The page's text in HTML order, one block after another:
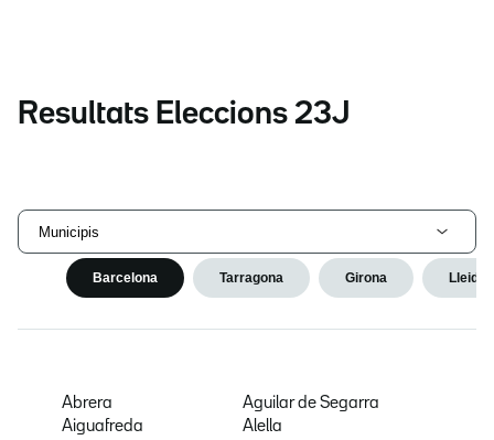
Resultats Eleccions 23J
Municipis
Barcelona Tarragona Girona Lleida
Abrera
Aguilar de Segarra
Aiguafreda
Alella